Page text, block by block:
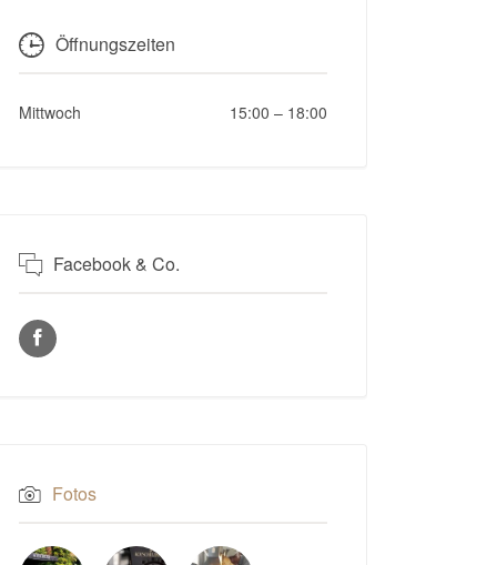
Öffnungszeiten
Mittwoch 15:00 – 18:00
Facebook & Co.
Fotos